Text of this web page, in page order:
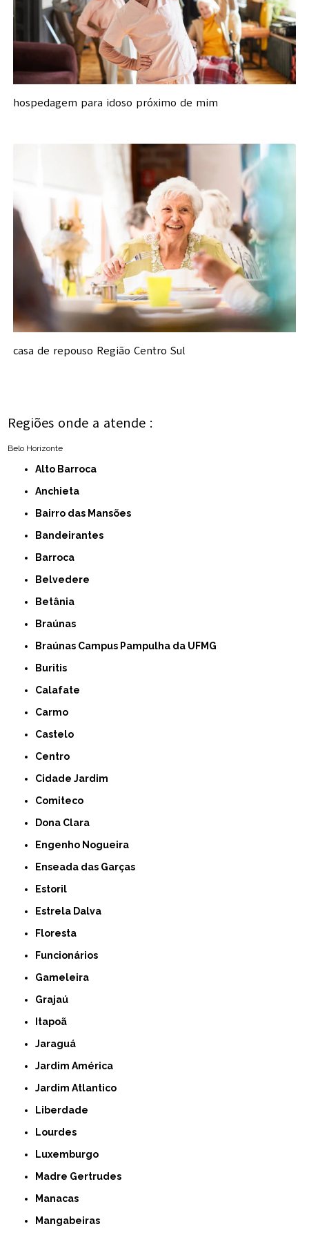
hospedagem para idoso próximo de mim
casa de repouso Região Centro Sul
Regiões onde a atende :
Belo Horizonte
Alto Barroca
Anchieta
Bairro das Mansões
Bandeirantes
Barroca
Belvedere
Betânia
Braúnas
Braúnas Campus Pampulha da UFMG
Buritis
Calafate
Carmo
Castelo
Centro
Cidade Jardim
Comiteco
Dona Clara
Engenho Nogueira
Enseada das Garças
Estoril
Estrela Dalva
Floresta
Funcionários
Gameleira
Grajaú
Itapoã
Jaraguá
Jardim América
Jardim Atlantico
Liberdade
Lourdes
Luxemburgo
Madre Gertrudes
Manacas
Mangabeiras